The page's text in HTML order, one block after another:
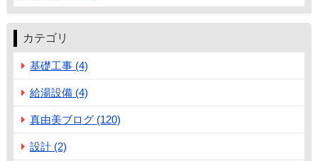
カテゴリ
基礎工事 (4)
給湯設備 (4)
真由美ブログ (120)
設計 (2)